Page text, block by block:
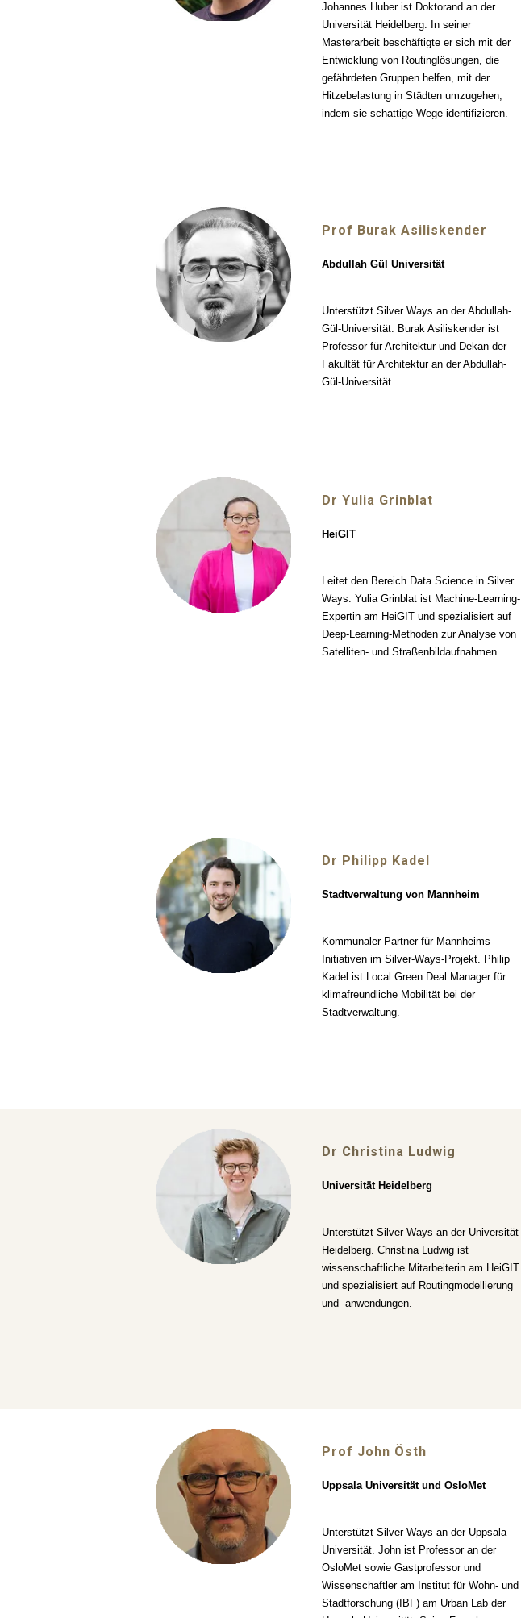
Johannes Huber ist Doktorand an der
Universität Heidelberg. In seiner
Masterarbeit beschäftigte er sich mit der
Entwicklung von Routinglösungen, die
gefährdeten Gruppen helfen, mit der
Hitzebelastung in Städten umzugehen,
indem sie schattige Wege identifizieren.
Prof Burak Asiliskender
Abdullah Gül Universität
Unterstützt Silver Ways an der Abdullah-
Gül-Universität. Burak Asiliskender ist
Professor für Architektur und Dekan der
Fakultät für Architektur an der Abdullah-
Gül-Universität.
Dr Yulia Grinblat
HeiGIT
Leitet den Bereich Data Science in Silver
Ways. Yulia Grinblat ist Machine-Learning-
Expertin am HeiGIT und spezialisiert auf
Deep-Learning-Methoden zur Analyse von
Satelliten- und Straßenbildaufnahmen.
Dr Philipp Kadel
Stadtverwaltung von Mannheim
Kommunaler Partner für Mannheims
Initiativen im Silver-Ways-Projekt. Philip
Kadel ist Local Green Deal Manager für
klimafreundliche Mobilität bei der
Stadtverwaltung.
Dr Christina Ludwig
Universität Heidelberg
Unterstützt Silver Ways an der Universität
Heidelberg. Christina Ludwig ist
wissenschaftliche Mitarbeiterin am HeiGIT
und spezialisiert auf Routingmodellierung
und -anwendungen.
Prof John Östh
Uppsala Universität und OsloMet
Unterstützt Silver Ways an der Uppsala
Universität. John ist Professor an der
OsloMet sowie Gastprofessor und
Wissenschaftler am Institut für Wohn- und
Stadtforschung (IBF) am Urban Lab der